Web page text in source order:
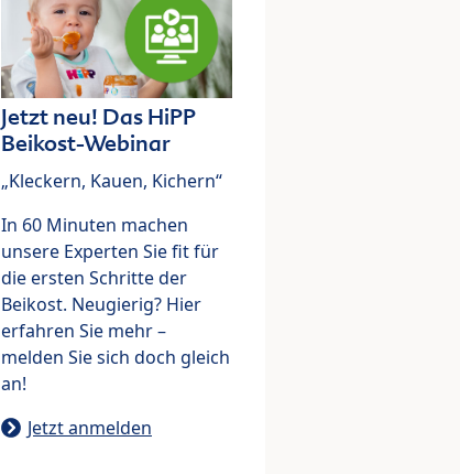
Jetzt neu! Das HiPP
Beikost-Webinar
„Kleckern, Kauen, Kichern“
In 60 Minuten machen
unsere Experten Sie fit für
die ersten Schritte der
Beikost. Neugierig? Hier
erfahren Sie mehr –
melden Sie sich doch gleich
an!
Jetzt anmelden